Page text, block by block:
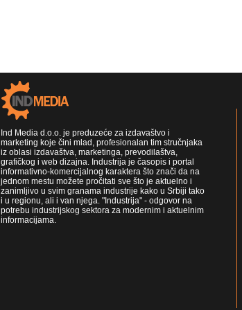
Ind Media d.o.o. je preduzeće za izdavaštvo i
marketing koje čini mlad, profesionalan tim stručnjaka
iz oblasi izdavaštva, marketinga, prevodilaštva,
grafičkog i web dizajna. Industrija je časopis i portal
informativno-komercijalnog karaktera što znači da na
jednom mestu možete pročitati sve što je aktuelno i
zanimljivo u svim granama industrije kako u Srbiji tako
i u regionu, ali i van njega. "Industrija" - odgovor na
potrebu industrijskog sektora za modernim i aktuelnim
informacijama.